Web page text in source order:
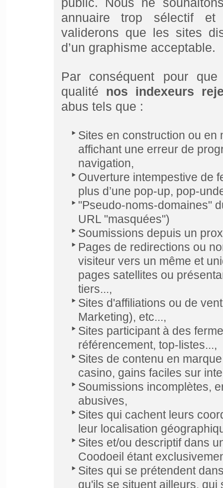
annuaire trop sélectif et
validerons que les sites
d’un graphisme acceptable.
Par conséquent pour
qualité nos indexeurs
abus tels que :
Sites en construction ou en
affichant une erreur de
navigation,
Ouverture intempestive de
plus d’une pop-up, pop-
"Pseudo-noms-domaines"
URL "masquées")
Soumissions depuis un
Pages de redirections ou
visiteur vers un même et
pages satellites ou
tiers...,
Sites d'affiliations ou de
Marketing), etc...,
Sites participant à des
référencement, top-listes...,
Sites de contenu en
casino, gains faciles sur
Soumissions incomplètes,
abusives,
Sites qui cachent leurs
leur localisation
Sites et/ou descriptif dans
Coodoeil étant
Sites qui se prétendent
qu'ils se situent ailleurs,